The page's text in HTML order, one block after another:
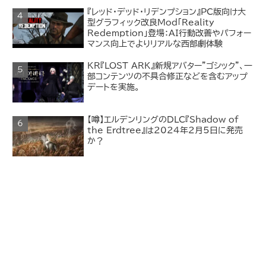
『レッド・デッド・リデンプション』PC版向け大
型グラフィック改良Mod「Reality
Redemption」登場：AI行動改善やパフォー
マンス向上でよりリアルな西部劇体験
KR『LOST ARK』新規アバター"ゴシック"、一
部コンテンツの不具合修正などを含むアップ
デートを実施。
【噂】エルデンリングのDLC『Shadow of
the Erdtree』は2024年2月5日に発売
か？